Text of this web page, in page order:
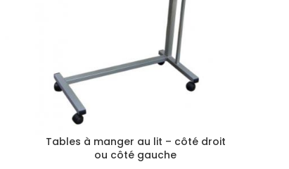
Tables à manger au lit – côté droit
ou côté gauche